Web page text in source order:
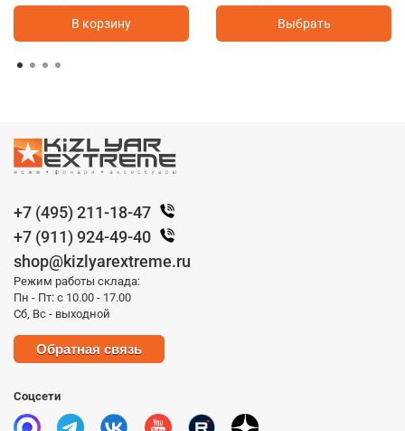
В корзину Выбрать
+7 (495) 211-18-47
+7 (911) 924-49-40
shop@kizlyarextreme.ru
Режим работы склада:
Пн - Пт: с 10.00 - 17.00
Сб, Вс - выходной
Обратная связь
Соцсети